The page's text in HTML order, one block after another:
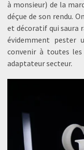
à monsieur) de la
déçue de son rendu.
et décoratif qui saura
évidemment
convenir à toutes les
adaptateur secteur.